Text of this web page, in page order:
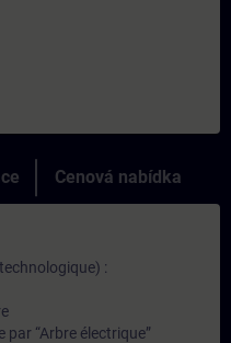
Cenová nabídka
:
“Arbre électrique”